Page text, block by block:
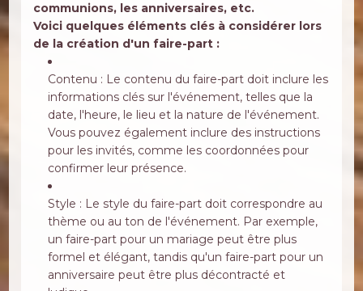
communions, les anniversaires, etc.
Voici quelques éléments clés à considérer lors
de la création d'un faire-part :
Contenu : Le contenu du faire-part doit inclure les
informations clés sur l'événement, telles que la
date, l'heure, le lieu et la nature de l'événement.
Vous pouvez également inclure des instructions
pour les invités, comme les coordonnées pour
confirmer leur présence.
Style : Le style du faire-part doit correspondre au
thème ou au ton de l'événement. Par exemple,
un faire-part pour un mariage peut être plus
formel et élégant, tandis qu'un faire-part pour un
anniversaire peut être plus décontracté et